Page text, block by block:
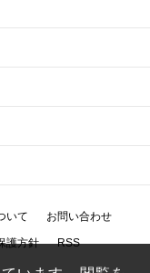
いて お問い合わせ
護方針 RSS